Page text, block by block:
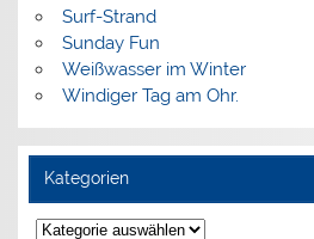
Surf-Strand
Sunday Fun
Weißwasser im Winter
Windiger Tag am Ohr.
Kategorien
Kategorien